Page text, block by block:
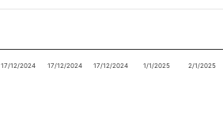
17/12/2024 17/12/2024 17/12/2024 1/1/2025 2/1/2025